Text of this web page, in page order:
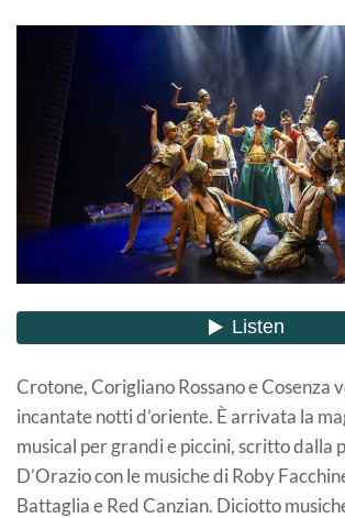
Crotone, Corigliano Rossano e Cosenza
incantate notti d’oriente. È arrivata la
musical per grandi e piccini, scritto dalla
D’Orazio con le musiche di Roby
Battaglia e Red Canzian. Diciotto